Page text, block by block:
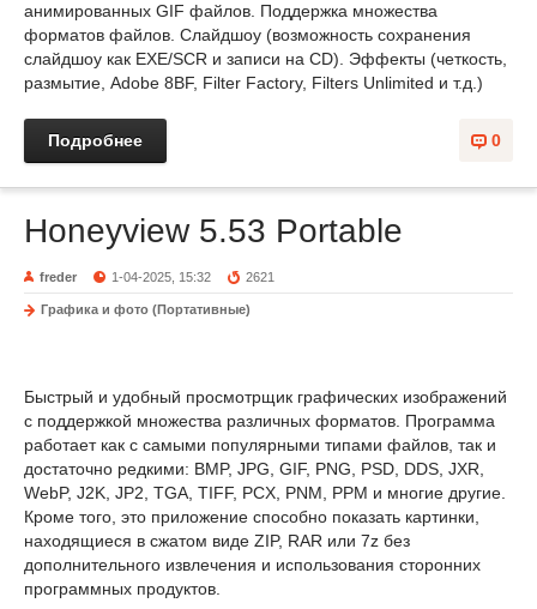
анимированных GIF файлов. Поддержка множества
форматов файлов. Слайдшоу (возможность сохранения
слайдшоу как EXE/SCR и записи на CD). Эффекты (четкость,
размытие, Adobe 8BF, Filter Factory, Filters Unlimited и т.д.)
0
Подробнее
Honeyview 5.53 Portable
freder 1-04-2025, 15:32 2621
Графика и фото (Портативные)
Быстрый и удобный просмотрщик графических изображений
с поддержкой множества различных форматов. Программа
работает как с самыми популярными типами файлов, так и
достаточно редкими: BMP, JPG, GIF, PNG, PSD, DDS, JXR,
WebP, J2K, JP2, TGA, TIFF, PCX, PNM, PPM и многие другие.
Кроме того, это приложение способно показать картинки,
находящиеся в сжатом виде ZIP, RAR или 7z без
дополнительного извлечения и использования сторонних
программных продуктов.